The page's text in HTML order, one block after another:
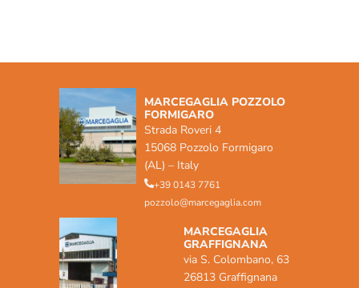
MARCEGAGLIA POZZOLO
FORMIGARO
Strada Roveri 4
15068 Pozzolo Formigaro
(AL) – Italy
+39 0143 7761
pozzolo@marcegaglia.com
MARCEGAGLIA
GRAFFIGNANA
via S. Colombano, 63
26813 Graffignana